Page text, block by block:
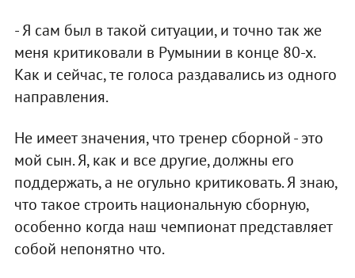
- Я сам был в такой ситуации, и точно так же
меня критиковали в Румынии в конце 80-х.
Как и сейчас, те голоса раздавались из одного
направления.
Не имеет значения, что тренер сборной - это
мой сын. Я, как и все другие, должны его
поддержать, а не огульно критиковать. Я знаю,
что такое строить национальную сборную,
особенно когда наш чемпионат представляет
собой непонятно что.